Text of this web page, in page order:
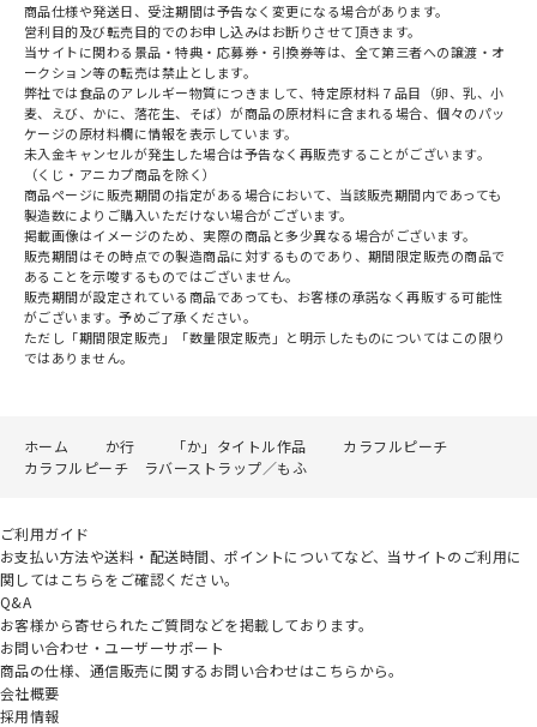
商品仕様や発送日、受注期間は予告なく変更になる場合があります。
営利目的及び転売目的でのお申し込みはお断りさせて頂きます。
当サイトに関わる景品・特典・応募券・引換券等は、全て第三者への譲渡・オ
ークション等の転売は禁止とします。
弊社では食品のアレルギー物質につきまして、特定原材料７品目（卵、乳、小
麦、えび、かに、落花生、そば）が商品の原材料に含まれる場合、個々のパッ
ケージの原材料欄に情報を表示しています。
未入金キャンセルが発生した場合は予告なく再販売することがございます。
（くじ・アニカプ商品を除く）
商品ページに販売期間の指定がある場合において、当該販売期間内であっても
製造数によりご購入いただけない場合がございます。
掲載画像はイメージのため、実際の商品と多少異なる場合がございます。
販売期間はその時点での製造商品に対するものであり、期間限定販売の商品で
あることを示唆するものではございません。
販売期間が設定されている商品であっても、お客様の承諾なく再販する可能性
がございます。予めご了承ください。
ただし「期間限定販売」「数量限定販売」と明示したものについてはこの限り
ではありません。
ホーム か行 「か」タイトル作品
カラフルピーチ
カラフルピーチ ラバーストラップ／もふ
ご利用ガイド
お支払い方法や送料・配送時間、ポイントについてなど、当サイトのご利用に
関してはこちらをご確認ください。
Q&A
お客様から寄せられたご質問などを掲載しております。
お問い合わせ・ユーザーサポート
商品の仕様、通信販売に関するお問い合わせはこちらから。
会社概要
採用情報